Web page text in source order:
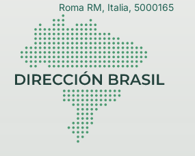
Roma RM, Italia, 5000165